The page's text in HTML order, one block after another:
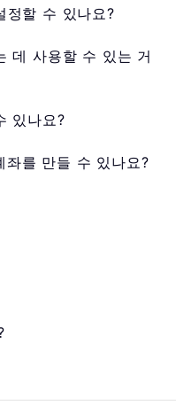
정할 수 있나요?
데 사용할 수 있는 거
있나요?
를 만들 수 있나요?